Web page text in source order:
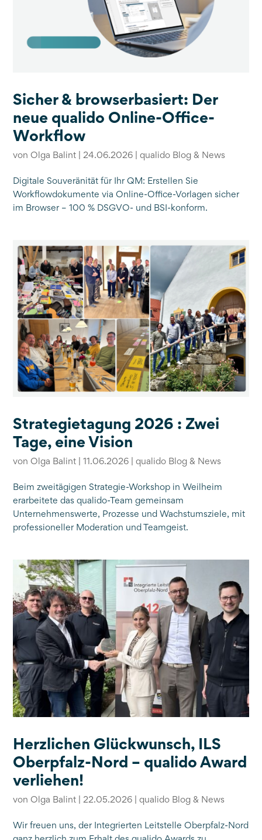
Sicher & browserbasiert: Der
neue qualido Online-Office-
Workflow
vonOlga Balint 24.06.2026 |qualido Blog & News
Digitale Souveränität für Ihr QM: Erstellen Sie
Workflowdokumente via Online-Office-Vorlagen sicher
im Browser – 100 % DSGVO- und BSI-konform.
Strategietagung 2026 : Zwei
Tage, eine Vision
vonOlga Balint |11.06.2026 |qualido Blog & News
Beim zweitägigen Strategie-Workshop in Weilheim
erarbeitete das qualido-Team gemeinsam
Unternehmenswerte, Prozesse und Wachstumsziele, mit
professioneller Moderation und Teamgeist.
Herzlichen Glückwunsch, ILS
Oberpfalz-Nord – qualido Award
verliehen!
vonOlga Balint |22.05.2026 |qualido Blog & News
Wir freuen uns, der Integrierten Leitstelle Oberpfalz-Nord